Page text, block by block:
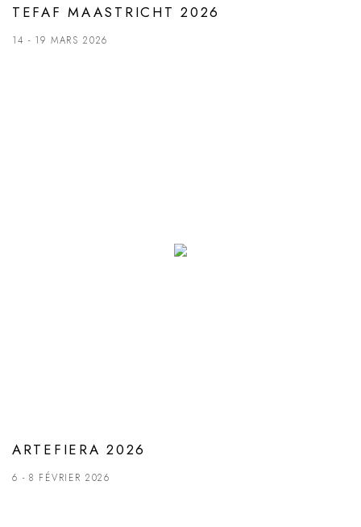
TEFAF MAASTRICHT 2026
14 - 19 MARS 2026
ARTEFIERA 2026
6 - 8 FÉVRIER 2026